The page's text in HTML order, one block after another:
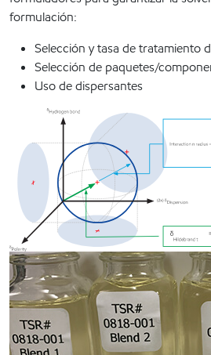
formulación:
Selección y tasa de tratamiento
Selección de paquetes/
Uso de dispersantes